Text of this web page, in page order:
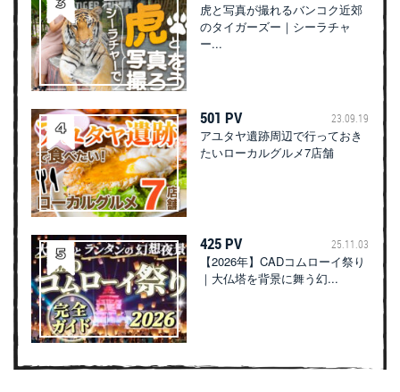
虎と写真が撮れるバンコク近郊
のタイガーズー｜シーラチャ
ー...
501 PV 23.09.19
アユタヤ遺跡周辺で行っておき
たいローカルグルメ7店舗
425 PV 25.11.03
【2026年】CADコムローイ祭り
｜大仏塔を背景に舞う幻...